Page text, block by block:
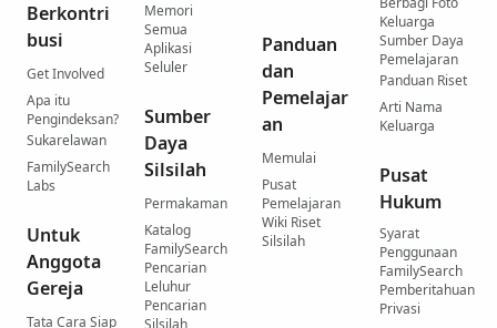
Berkontri
busi
Get Involved
Apa itu
Pengindeksan?
Sukarelawan
FamilySearch
Labs
Untuk
Anggota
Gereja
Tata Cara Siap
Memori
Semua
Aplikasi
Seluler
Sumber
Daya
Silsilah
Permakaman
Katalog
FamilySearch
Pencarian
Leluhur
Pencarian
Silsilah
Panduan
dan
Pemelajar
an
Memulai
Pusat
Pemelajaran
Wiki Riset
Silsilah
Keluarga
Sumber Daya
Pemelajaran
Panduan Riset
Arti Nama
Keluarga
Pusat
Hukum
Syarat
Penggunaan
FamilySearch
Pemberitahuan
Privasi